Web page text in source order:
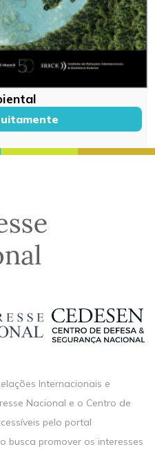
Internacionais e
Nacional e o Centro de
pelo portal
busca promover os interesses